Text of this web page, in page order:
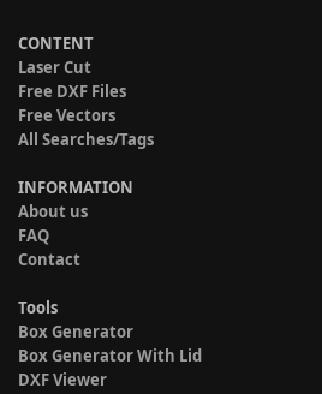
CONTENT
Laser Cut
Free DXF Files
Free Vectors
All Searches/Tags
INFORMATION
About us
FAQ
Contact
Tools
Box Generator
Box Generator With Lid
DXF Viewer